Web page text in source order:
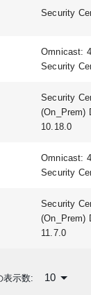
Security
Omnicast:
Security
Security
(On_Prem)
10.18.0
Omnicast:
Security
Security
(On_Prem)
11.7.0
表示数: 10